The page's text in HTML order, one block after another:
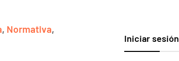
, Normativa,
Iniciar sesión